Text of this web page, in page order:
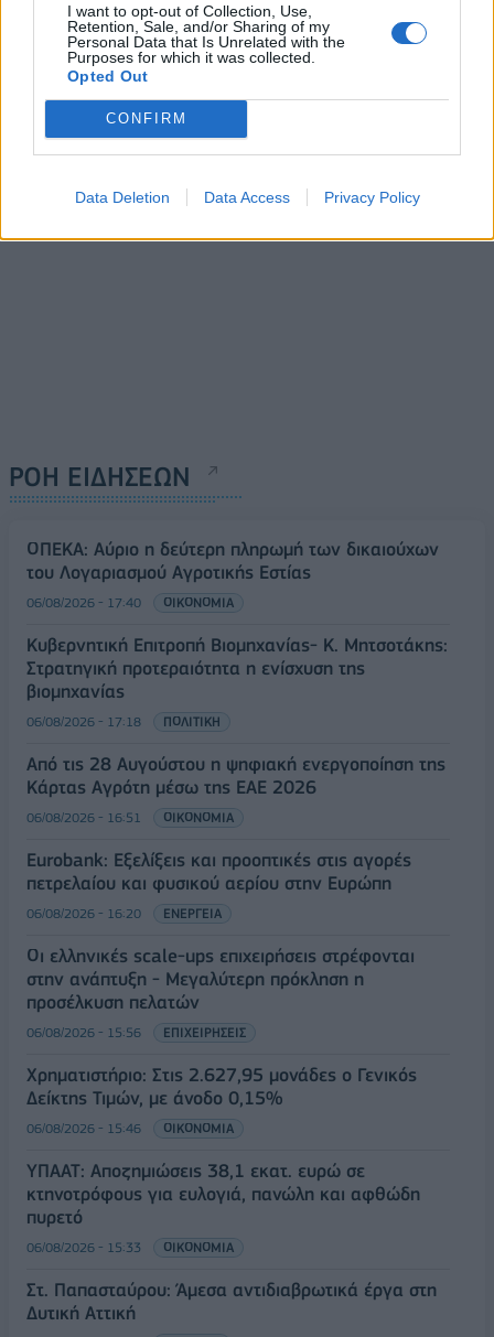
I want to opt-out of Collection, Use,
Retention, Sale, and/or Sharing of my
Personal Data that Is Unrelated with the
Purposes for which it was collected.
Opted Out
CONFIRM
Data Deletion Data Access Privacy Policy
Συνεργασία της STS
ENGINEERING με την SMI
GRUP για τη διανομή
εξοπλισμού
φωτοβολταϊκών
11/05/2026 - 12:59
ΑΔΜΗΕ για την υποβολή
αιτήματος χρηματοδότησης
της ηλεκτρικής
Κύπρου
ΡΟΗ ΕΙΔΗΣΕΩΝ
ΟΠΕΚΑ: Αύριο η δεύτερη πληρωμή των δικαιούχων
του Λογαριασμού Αγροτικής Εστίας
06/08/2026 - 17:40 ΟΙΚΟΝΟΜΙΑ
Κυβερνητική Επιτροπή Βιομηχανίας- Κ. Μητσοτάκης:
Στρατηγική προτεραιότητα η ενίσχυση της
βιομηχανίας
06/08/2026 - 17:18 ΠΟΛΙΤΙΚΗ
Από τις 28 Αυγούστου η ψηφιακή ενεργοποίηση της
Κάρτας Αγρότη μέσω της ΕΑΕ 2026
06/08/2026 - 16:51 ΟΙΚΟΝΟΜΙΑ
Eurobank: Εξελίξεις και προοπτικές στις αγορές
πετρελαίου και φυσικού αερίου στην Ευρώπη
06/08/2026 - 16:20 ΕΝΕΡΓΕΙΑ
Οι ελληνικές scale-ups επιχειρήσεις στρέφονται
στην ανάπτυξη - Μεγαλύτερη πρόκληση η
προσέλκυση πελατών
06/08/2026 - 15:56 ΕΠΙΧΕΙΡΗΣΕΙΣ
Χρηματιστήριο: Στις 2.627,95 μονάδες ο Γενικός
Δείκτης Τιμών, με άνοδο 0,15%
06/08/2026 - 15:46 ΟΙΚΟΝΟΜΙΑ
ΥΠΑΑΤ: Αποζημιώσεις 38,1 εκατ. ευρώ σε
κτηνοτρόφους για ευλογιά, πανώλη και αφθώδη
πυρετό
06/08/2026 - 15:33 ΟΙΚΟΝΟΜΙΑ
Στ. Παπασταύρου: Άμεσα αντιδιαβρωτικά έργα στη
Δυτική Αττική